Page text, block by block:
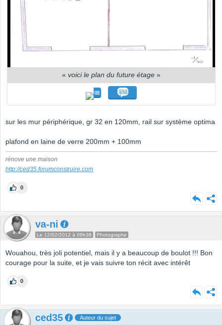
« voici le plan du future étage »
sur les mur périphérique, gr 32 en 120mm, rail sur système optima
plafond en laine de verre 200mm + 100mm
rénove une maison
http://ced35.forumconstruire.com
0
va-ni
Le 12/02/2012 à 09h38 Photographe
Wouahou, très joli potentiel, mais il y a beaucoup de boulot !!! Bon
courage pour la suite, et je vais suivre ton récit avec intérêt
0
ced35 Auteur du sujet